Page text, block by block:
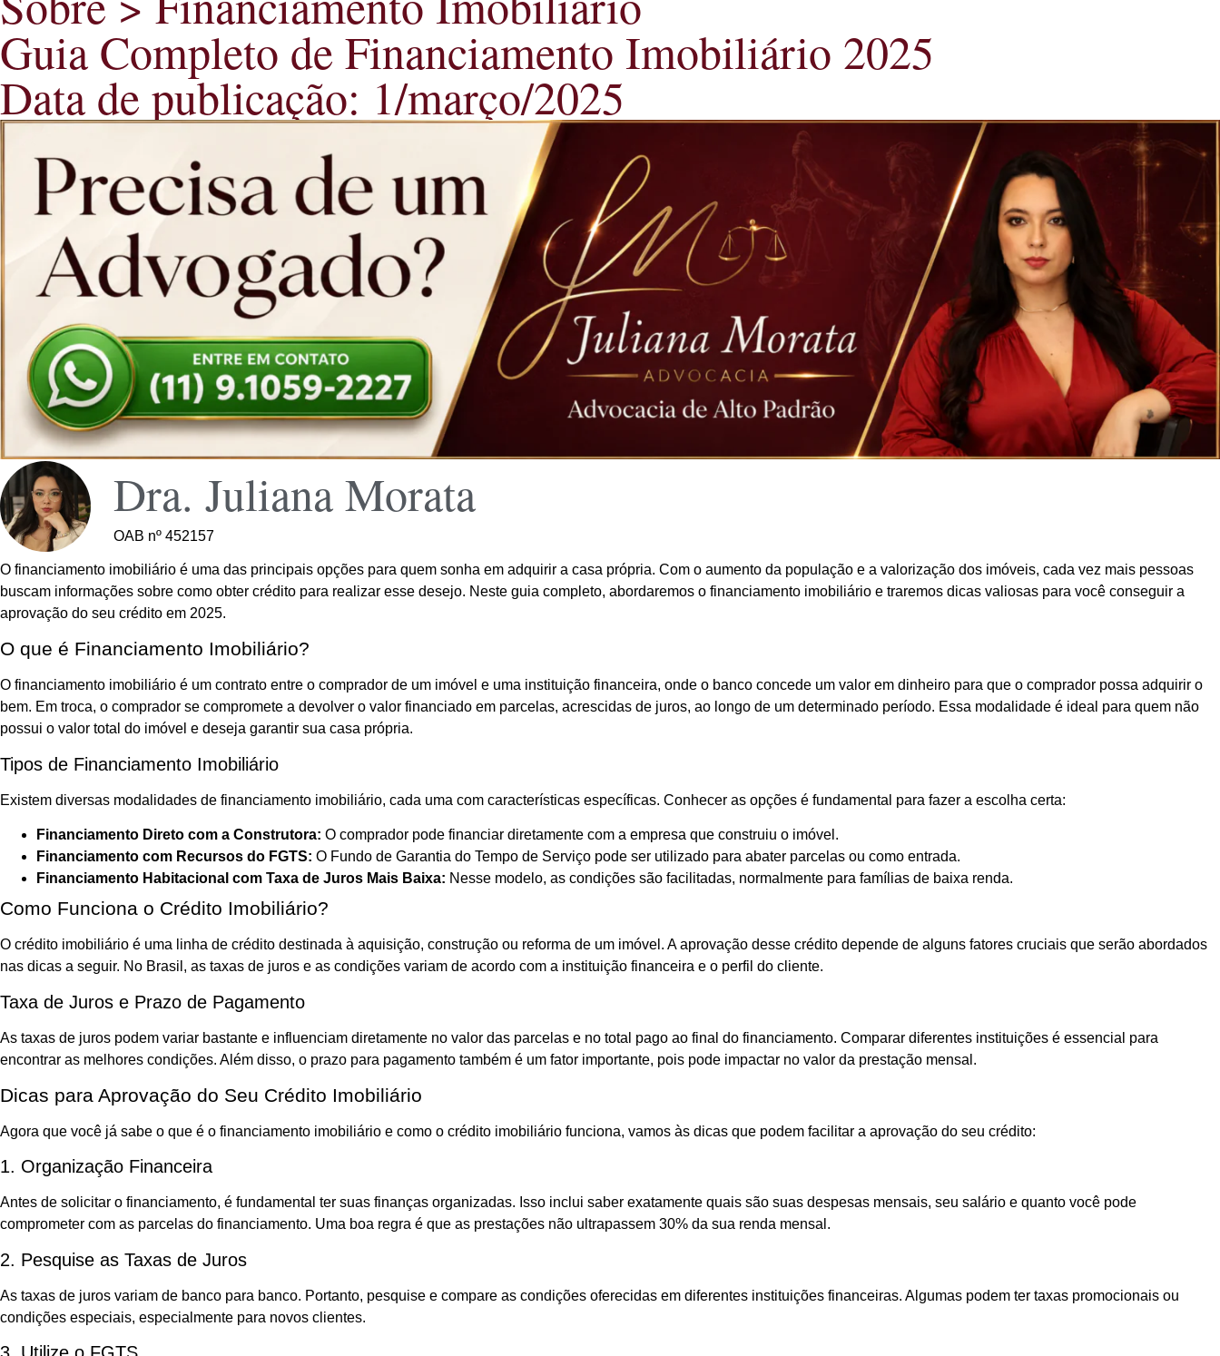
Guia Completo de Financiamento Imobiliário 2025
Data de publicação: 1/março/2025
Dra. Juliana Morata
OAB nº 452157
O financiamento imobiliário é uma das principais opções para quem sonha em adquirir a casa própria. Com o aumento da população e a valorização dos imóveis, cada vez mais pessoas
buscam informações sobre como obter crédito para realizar esse desejo. Neste guia completo, abordaremos o financiamento imobiliário e traremos dicas valiosas para você conseguir a
aprovação do seu crédito em 2025.
O que é Financiamento Imobiliário?
O financiamento imobiliário é um contrato entre o comprador de um imóvel e uma instituição financeira, onde o banco concede um valor em dinheiro para que o comprador possa adquirir o
bem. Em troca, o comprador se compromete a devolver o valor financiado em parcelas, acrescidas de juros, ao longo de um determinado período. Essa modalidade é ideal para quem não
possui o valor total do imóvel e deseja garantir sua casa própria.
Tipos de Financiamento Imobiliário
Existem diversas modalidades de financiamento imobiliário, cada uma com características específicas. Conhecer as opções é fundamental para fazer a escolha certa:
Financiamento Direto com a Construtora: O comprador pode financiar diretamente com a empresa que construiu o imóvel.
Financiamento com Recursos do FGTS: O Fundo de Garantia do Tempo de Serviço pode ser utilizado para abater parcelas ou como entrada.
Financiamento Habitacional com Taxa de Juros Mais Baixa: Nesse modelo, as condições são facilitadas, normalmente para famílias de baixa renda.
Como Funciona o Crédito Imobiliário?
O crédito imobiliário é uma linha de crédito destinada à aquisição, construção ou reforma de um imóvel. A aprovação desse crédito depende de alguns fatores cruciais que serão abordados
nas dicas a seguir. No Brasil, as taxas de juros e as condições variam de acordo com a instituição financeira e o perfil do cliente.
Taxa de Juros e Prazo de Pagamento
As taxas de juros podem variar bastante e influenciam diretamente no valor das parcelas e no total pago ao final do financiamento. Comparar diferentes instituições é essencial para
encontrar as melhores condições. Além disso, o prazo para pagamento também é um fator importante, pois pode impactar no valor da prestação mensal.
Dicas para Aprovação do Seu Crédito Imobiliário
Agora que você já sabe o que é o financiamento imobiliário e como o crédito imobiliário funciona, vamos às dicas que podem facilitar a aprovação do seu crédito:
1. Organização Financeira
Antes de solicitar o financiamento, é fundamental ter suas finanças organizadas. Isso inclui saber exatamente quais são suas despesas mensais, seu salário e quanto você pode
comprometer com as parcelas do financiamento. Uma boa regra é que as prestações não ultrapassem 30% da sua renda mensal.
2. Pesquise as Taxas de Juros
As taxas de juros variam de banco para banco. Portanto, pesquise e compare as condições oferecidas em diferentes instituições financeiras. Algumas podem ter taxas promocionais ou
condições especiais, especialmente para novos clientes.